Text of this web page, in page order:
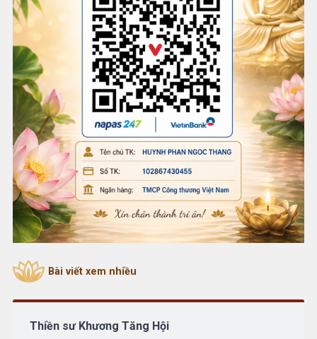
Bài viết xem nhiều
Thiền sư Khương Tăng Hội